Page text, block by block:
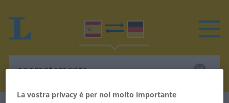
La vostra privacy è per noi molto importante